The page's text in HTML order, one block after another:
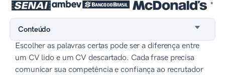
*
Conteúdo
Escolher as palavras certas pode ser a diferença entre
um CV lido e um CV descartado. Cada frase precisa
comunicar sua competência e confiança ao recrutador